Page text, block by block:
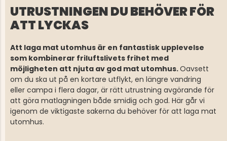
UTRUSTNINGEN DU BEHÖVER FÖR
ATT LYCKAS
Att laga mat utomhus är en fantastisk upplevelse
som kombinerar friluftslivets frihet med
möjligheten att njuta av god mat utomhus.Oavsett
om du ska ut på en kortare utflykt, en längre vandring
eller campa i flera dagar, är rätt utrustning avgörande för
att göra matlagningen både smidig och god. Här går vi
igenom de viktigaste sakerna du behöver för att laga mat
utomhus.